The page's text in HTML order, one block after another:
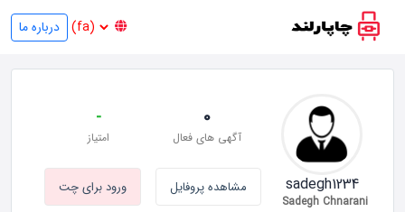
درباره ما
sadegh1234
Sadegh Chnarani
0
آگهی های فعال
-
امتیاز
مشاهده پروفایل ورود برای چت